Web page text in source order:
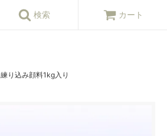
検索 カート
練り込み顔料1kg入り